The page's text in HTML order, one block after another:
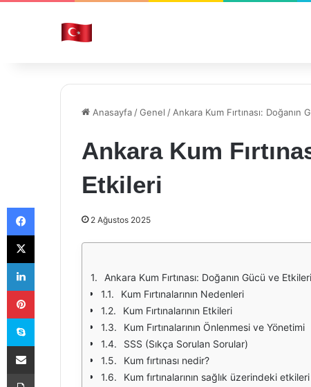
Anasayfa /Genel / Ankara Kum Fırtınası: Doğanın
Ankara Kum
Etkileri
2 Ağustos 2025
Ankara Kum Fırtınası: Doğanın Gücü ve Etkileri
Kum Fırtınalarının Nedenleri
Kum Fırtınalarının Etkileri
Kum Fırtınalarının Önlenmesi ve Yönetimi
SSS (Sıkça Sorulan Sorular)
Kum fırtınası nedir?
Kum fırtınalarının sağlık üzerindeki
Facebook
X
LinkedIn
Pinterest
Skype
E-Posta ile paylaş